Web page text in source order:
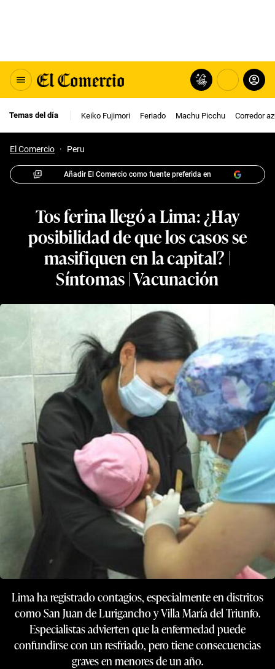
Temas del día Keiko Fujimori Feriado Machu Picchu Corredor
El Comercio · Peru
Añadir El Comercio como fuente preferida en
Tos ferina llegó a Lima: ¿Hay
posibilidad de que los casos se
masifiquen en la capital? |
Síntomas | Vacunación
Lima ha registrado contagios, especialmente en distritos
como San Juan de Lurigancho y Villa María del Triunfo.
Especialistas advierten que la enfermedad puede
confundirse con un resfriado, pero tiene consecuencias
graves en menores de un año.